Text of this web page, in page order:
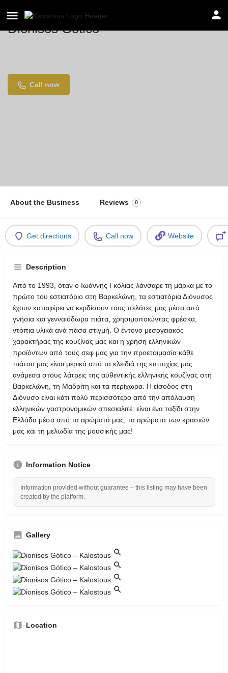
Dionisos Gótico
Call now
About the Business Reviews 0
Get directions Call now Website
Description
Από το 1993, όταν ο Ιωάννης Γκόλιας λάνσαρε τη μάρκα με το
πρώτο του εστιατόριο στη Βαρκελώνη, τα εστιατόρια Διόνυσος
έχουν καταφέρει να κερδίσουν τους πελάτες μας μέσα από
γνήσια και γενναιόδωρα πιάτα, χρησιμοποιώντας φρέσκα,
ντόπια υλικά ανά πάσα στιγμή. Ο έντονο μεσογειακός
χαρακτήρας της κουζίνας μας και η χρήση ελληνικών
προϊόντων από τους σεφ μας για την προετοιμασία κάθε
πιάτου μας είναι μερικά από τα κλειδιά της επιτυχίας μας
ανάμεσα στους λάτρεις της αυθεντικής ελληνικής κουζίνας στη
Βαρκελώνη, τη Μαδρίτη και τα περίχωρα. Η είσοδος στη
Διόνυσο είναι κάτι πολύ περισσότερο από την απόλαυση
ελληνικών γαστρονομικών σπεσιαλιτέ: είναι ένα ταξίδι στην
Ελλάδα μέσα από τα αρώματά μας, τα αρώματα των κρασιών
μας και τη μελωδία της μουσικής μας!
Information Notice
Information provided without guarantee – this listing may have been
created by the platform.
Gallery
Location